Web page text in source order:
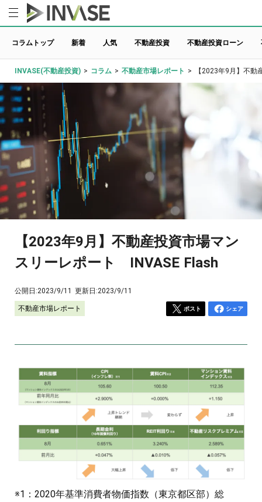
コラムトップ 新着 人気 不動産投資 不動産投資ローン
INVASE(不動産投資) > コラム > 不動産市場レポート > 【2023年9月】不
【2023年9月】不動産投資市場マン
スリーレポート INVASE Flash
公開日:2023/9/11 更新日:2023/9/11
不動産市場レポート ポスト シェア
※1：2020年基準消費者物価指数（東京都区部）総